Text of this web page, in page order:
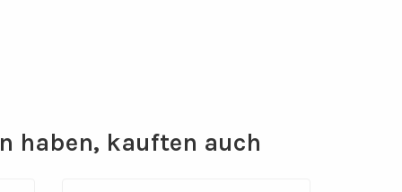
haben, kauften auch